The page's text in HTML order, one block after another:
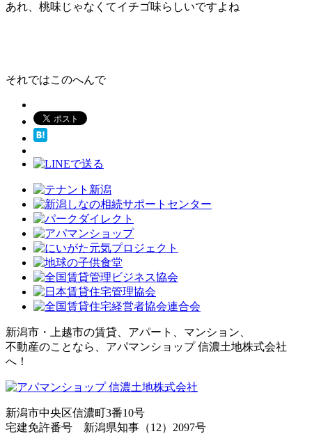
あれ、桃味じゃなくてイチゴ味らしいですよね
それではこのへんで
新潟市・上越市の賃貸、アパート、マンション、
不動産のことなら、アパマンショップ 信濃土地株式会社
へ！
新潟市中央区信濃町3番10号
宅建免許番号 新潟県知事（12）2097号